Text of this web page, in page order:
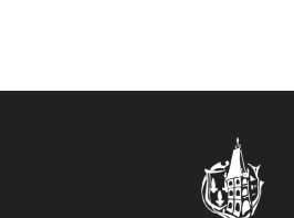
L’ASSOCIATION